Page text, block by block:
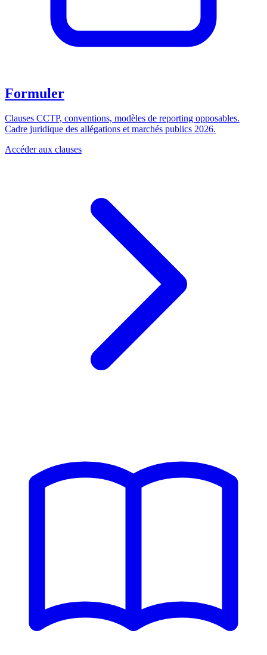
Formuler
Clauses CCTP, conventions, modèles de reporting opposables.
Cadre juridique des allégations et marchés publics 2026.
Accéder aux clauses